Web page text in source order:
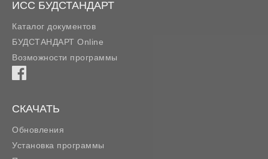
ИСС БУДСТАНДАРТ
Каталог документов
БУДСТАНДАРТ Online
Возможности программы
СКАЧАТЬ
Обновления
Установка программы